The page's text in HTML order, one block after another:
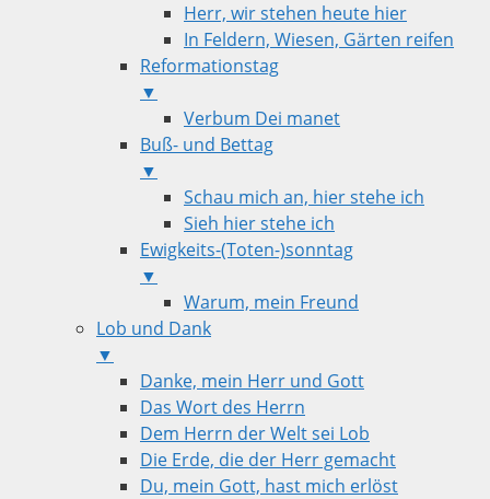
Herr, wir stehen heute hier
In Feldern, Wiesen, Gärten reifen
Reformationstag
▼
Verbum Dei manet
Buß- und Bettag
▼
Schau mich an, hier stehe ich
Sieh hier stehe ich
Ewigkeits-(Toten-)sonntag
▼
Warum, mein Freund
Lob und Dank
▼
Danke, mein Herr und Gott
Das Wort des Herrn
Dem Herrn der Welt sei Lob
Die Erde, die der Herr gemacht
Du, mein Gott, hast mich erlöst